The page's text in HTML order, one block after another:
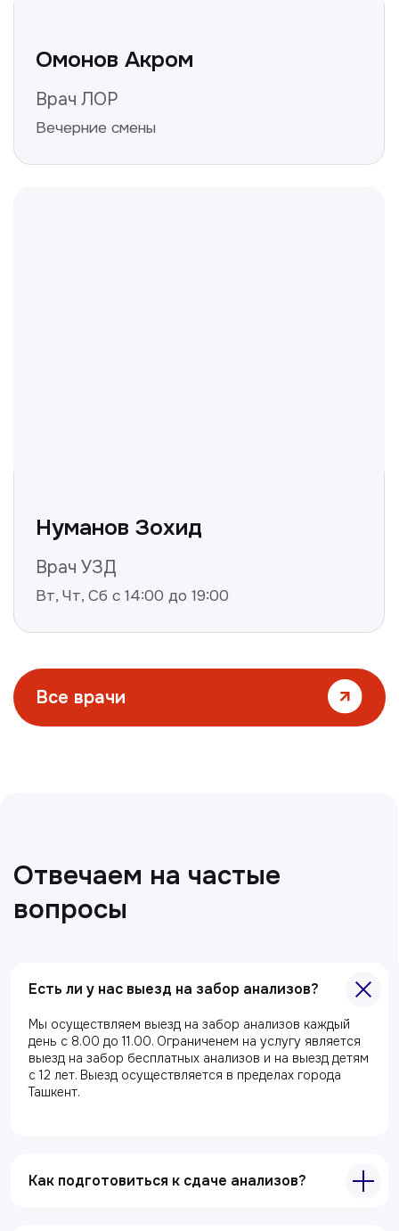
Есть ли у нас выезд на забор анализов?
Мы осуществляем выезд на забор анализов каждый
день с 8.00 до 11.00. Ограниченем на услугу является
выезд на забор бесплатных анализов и на выезд детям
с 12 лет. Выезд осуществляется в пределах города
Ташкент.
Как подготовиться к сдаче анализов?
Услуги
О клиники
Акции